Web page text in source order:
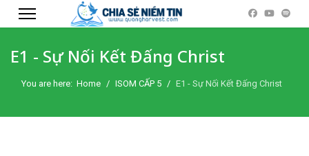
E1 - Sự Nối Kết Đấng Christ
You are here: Home ISOM CẤP 5 E1 - Sự Nối Kết Đấng Christ